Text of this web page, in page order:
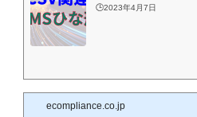
🕒️2023年4月7日
ecompliance.co.jp